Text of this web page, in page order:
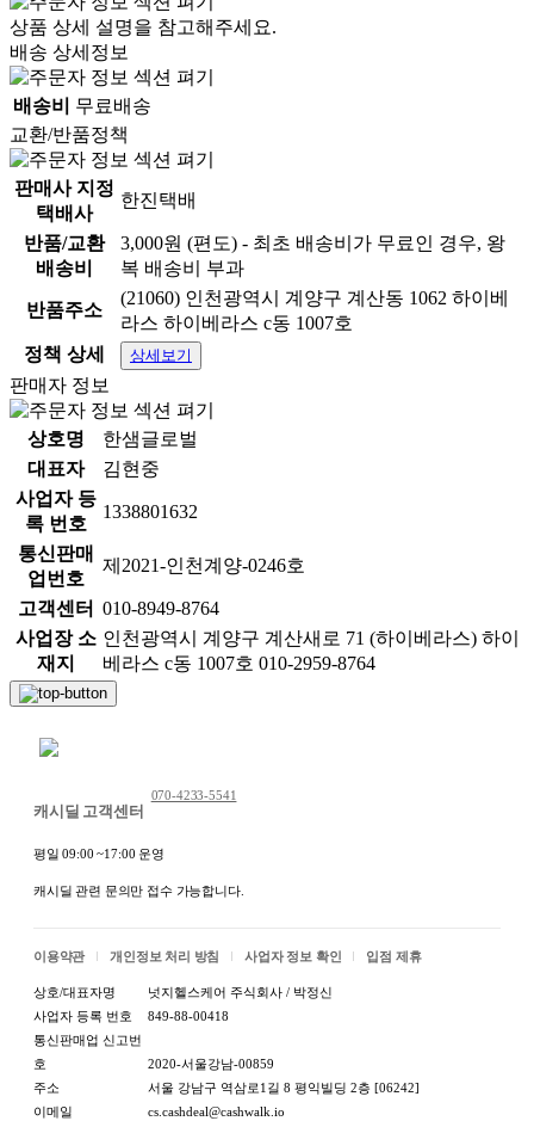
* 배송안내
- 배송 : 일반택배상품
- 배송비 : 무료배송 (도서 산간 지역은 추가 배송비가 발
생될 수 있습니다.)
- 제주지역 : 3,000원 / 도서지역 : 6,000원
- 발주 마감 시간 : 평일 AM 11:00 (주말 및 공휴일 제외)
* 교환/반품 불가능 사유 (아래와 같은 경우 교환/반품이
불가능합니다.)
- 변심반품의 경우, 왕복 배송비 6,000원(착불,선결제일
경우 6,000원/제주,도서산간 지역은 배송비 추가)을 부담
하셔야 하며, 제품 및 포장 상태가 재판매 가능하여야 합
니다.
- 배송은 영업일 기준 1~3일 소요되며(주말 제외), 택배사
의 사정에 따라 1~2일 정도 지연될 수 있습니다.
된 경우(단, 상품의 내용을 확인하기 위하여 포장 등을
훼손한 경우는 제외)
- 포장을 개봉하였으나 포장이 훼손되어 상품가치가 현
저히 상실된 경우
상품 상세 설명을 참고해주세요.
배송 상세정보
배송비
무료배송
교환/반품정책
판매사 지정
택배사
한진택배
반품/교환
배송비
3,000원 (편도) - 최초 배송비가 무료인 경우, 왕
복 배송비 부과
반품주소
(21060) 인천광역시 계양구 계산동 1062 하이베
라스 하이베라스 c동 1007호
정책 상세
상세보기
판매자 정보
상호명
한샘글로벌
대표자
김현중
사업자 등
록 번호
1338801632
통신판매
업번호
제2021-인천계양-0246호
고객센터 010-8949-8764
사업장 소
재지
인천광역시 계양구 계산새로 71 (하이베라스) 하이
베라스 c동 1007호 010-2959-8764
캐시딜 고객센터
070-4233-5541
평일 09:00 ~17:00 운영
캐시딜 관련 문의만 접수 가능합니다.
이용약관 개인정보 처리 방침 사업자 정보 확인 입점 제휴
상호/대표자명
넛지헬스케어 주식회사 / 박정신
사업자 등록 번호
849-88-00418
통신판매업 신고번
호
2020-서울강남-00859
주소
서울 강남구 역삼로1길 8 평익빌딩 2층 [06242]
이메일
cs.cashdeal@cashwalk.io